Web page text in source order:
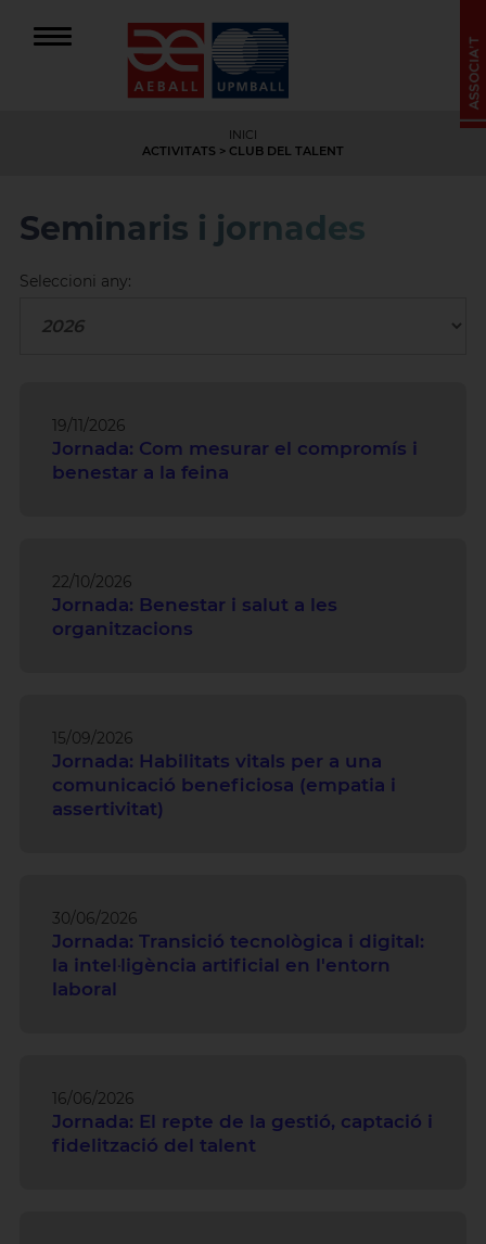
INICI
ACTIVITATS > CLUB DEL TALENT
Seminaris i jornades
Seleccioni any:
19/11/2026
Jornada: Com mesurar el compromís i
benestar a la feina
22/10/2026
Jornada: Benestar i salut a les
organitzacions
15/09/2026
Jornada: Habilitats vitals per a una
comunicació beneficiosa (empatia i
assertivitat)
30/06/2026
Jornada: Transició tecnològica i digital:
la intel·ligència artificial en l'entorn
laboral
16/06/2026
Jornada: El repte de la gestió, captació i
fidelització del talent